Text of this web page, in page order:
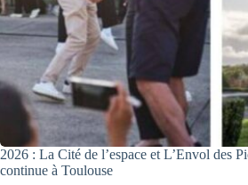
2026 : La Cité de l’espace et L’Envol des
continue à Toulouse